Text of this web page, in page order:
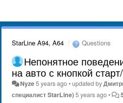
StarLine A94, A64 Questions
Непонятное
на авто с кнопкой
Nyze5 years ago•updated by
специалист StarLine)5 years ago•